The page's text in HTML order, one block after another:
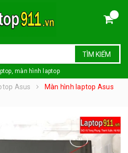
TÌM KIẾM
màn hình laptop
Asus
Màn hình laptop Asus